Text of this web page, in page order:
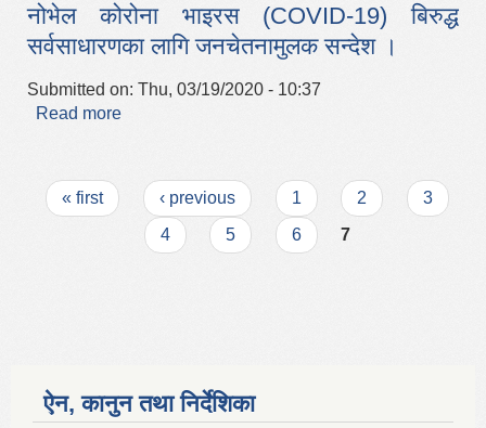
सर्वसाधारणका लागि जनचेतनामुलक सन्देश ।
नोभेल कोरोना भाइरस (COVID-19) बिरुद्ध
सर्वसाधारणका लागि जनचेतनामुलक सन्देश ।
Submitted on: Thu, 03/19/2020 - 10:37
Read more
Pages
« first ‹ previous 1 2
3
4
5 6 7
ऐन, कानुन तथा निर्देशिका